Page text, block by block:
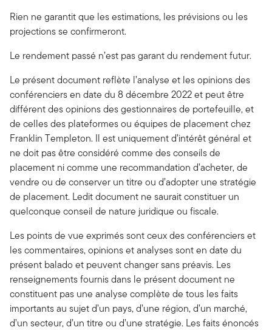
Rien ne garantit que les estimations, les prévisions ou les
projections se confirmeront.
Le rendement passé n’est pas garant du rendement futur.
Le présent document reflète l’analyse et les opinions des
conférenciers en date du 8 décembre 2022 et peut être
différent des opinions des gestionnaires de portefeuille, et
de celles des plateformes ou équipes de placement chez
Franklin Templeton. Il est uniquement d’intérêt général et
ne doit pas être considéré comme des conseils de
placement ni comme une recommandation d’acheter, de
vendre ou de conserver un titre ou d’adopter une stratégie
de placement. Ledit document ne saurait constituer un
quelconque conseil de nature juridique ou fiscale.
Les points de vue exprimés sont ceux des conférenciers et
les commentaires, opinions et analyses sont en date du
présent balado et peuvent changer sans préavis. Les
renseignements fournis dans le présent document ne
constituent pas une analyse complète de tous les faits
importants au sujet d’un pays, d’une région, d’un marché,
d’un secteur, d’un titre ou d’une stratégie. Les faits énoncés